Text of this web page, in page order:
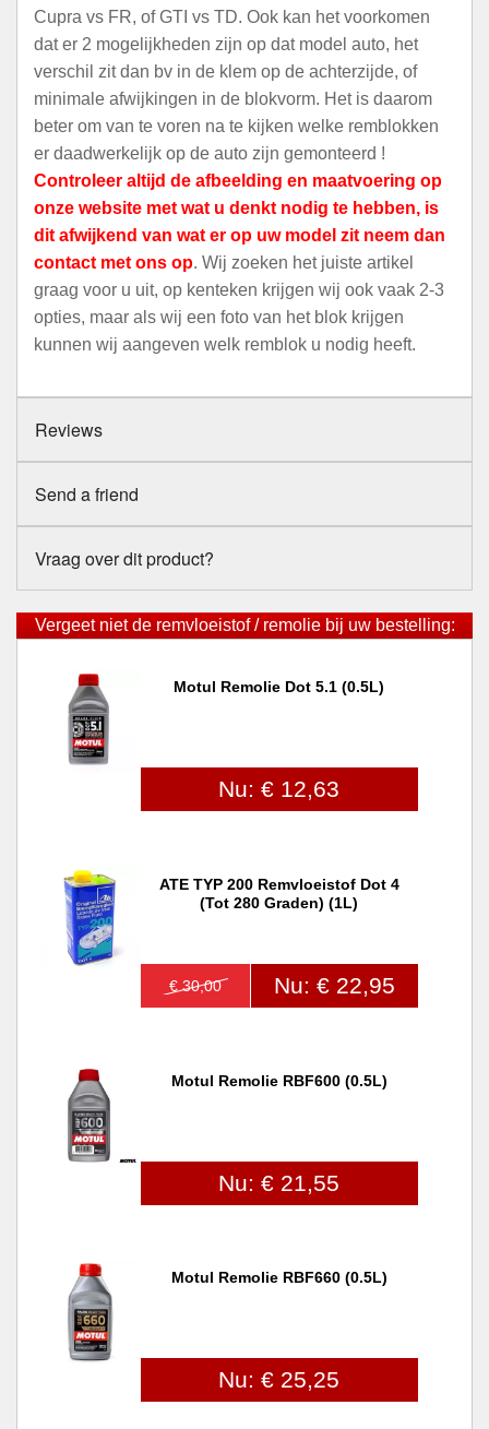
Cupra vs FR, of GTI vs TD. Ook kan het voorkomen
dat er 2 mogelijkheden zijn op dat model auto, het
verschil zit dan bv in de klem op de achterzijde, of
minimale afwijkingen in de blokvorm. Het is daarom
beter om van te voren na te kijken welke remblokken
er daadwerkelijk op de auto zijn gemonteerd !
Controleer altijd de afbeelding en maatvoering op
onze website met wat u denkt nodig te hebben, is
dit afwijkend van wat er op uw model zit neem dan
contact met ons op. Wij zoeken het juiste artikel
graag voor u uit, op kenteken krijgen wij ook vaak 2-3
opties, maar als wij een foto van het blok krijgen
kunnen wij aangeven welk remblok u nodig heeft.
Reviews
Send a friend
Vraag over dit product?
Vergeet niet de remvloeistof / remolie bij uw bestelling:
Motul Remolie Dot 5.1 (0.5L)
Nu: € 12,63
ATE TYP 200 Remvloeistof Dot 4
(tot 280 Graden) (1L)
€ 30,00 Nu: € 22,95
Motul Remolie RBF600 (0.5L)
Nu: € 21,55
Motul Remolie RBF660 (0.5L)
Nu: € 25,25